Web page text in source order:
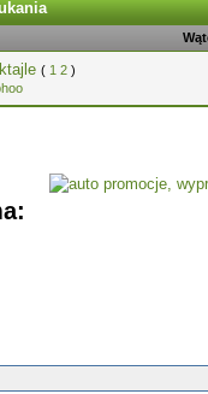
( 1 2 )